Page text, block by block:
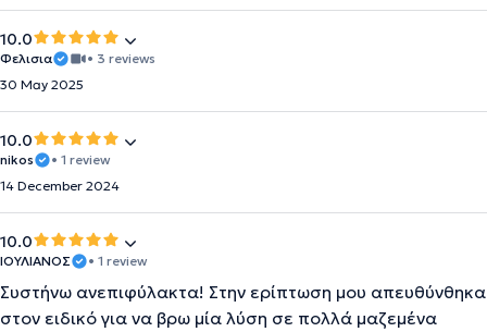
10.0
Φελισια
• 3 reviews
30 May 2025
10.0
nikos
• 1 review
14 December 2024
10.0
ΙΟΥΛΙΑΝΟΣ • 1 review
Συστήνω ανεπιφύλακτα! Στην ερίπτωση μου απευθύνθηκα
στον ειδικό για να βρω μία λύση σε πολλά μαζεμένα